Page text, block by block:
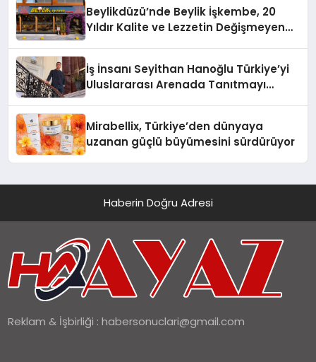
Beylikdüzü’nde Beylik İşkembe, 20
Yıldır Kalite ve Lezzetin Değişmeyen
İş İnsanı Seyithan Hanoğlu Türkiye’yi
Uluslararası Arenada Tanıtmayı
Mirabellix, Türkiye’den dünyaya
uzanan güçlü büyümesini sürdürüyor
Haberin Doğru Adresi
Reklam & İşbirliği :habersonuclari@gmail.com